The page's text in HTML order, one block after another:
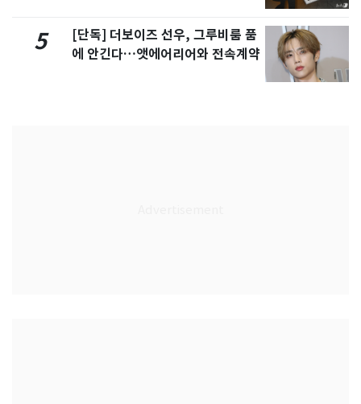
5
[단독] 더보이즈 선우, 그루비룸 품
에 안긴다…앳에어리어와 전속계약